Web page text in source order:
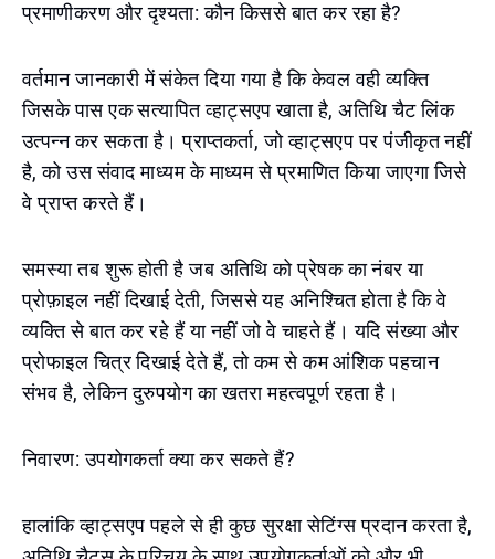
प्रमाणीकरण और दृश्यता: कौन किससे बात कर रहा है?
वर्तमान जानकारी में संकेत दिया गया है कि केवल वही व्यक्ति
जिसके पास एक सत्यापित व्हाट्सएप खाता है, अतिथि चैट लिंक
उत्पन्न कर सकता है। प्राप्तकर्ता, जो व्हाट्सएप पर पंजीकृत नहीं
है, को उस संवाद माध्यम के माध्यम से प्रमाणित किया जाएगा जिसे
वे प्राप्त करते हैं।
समस्या तब शुरू होती है जब अतिथि को प्रेषक का नंबर या
प्रोफ़ाइल नहीं दिखाई देती, जिससे यह अनिश्चित होता है कि वे
व्यक्ति से बात कर रहे हैं या नहीं जो वे चाहते हैं। यदि संख्या और
प्रोफाइल चित्र दिखाई देते हैं, तो कम से कम आंशिक पहचान
संभव है, लेकिन दुरुपयोग का खतरा महत्वपूर्ण रहता है।
निवारण: उपयोगकर्ता क्या कर सकते हैं?
हालांकि व्हाट्सएप पहले से ही कुछ सुरक्षा सेटिंग्स प्रदान करता है,